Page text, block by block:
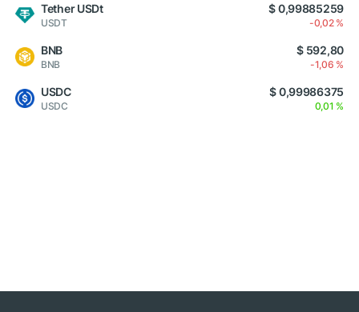
Tether USDt
USDT
$ 0,99885259
-0,02 %
BNB
BNB
$ 592,80
-1,06 %
USDC
USDC
$ 0,99986375
0,01 %